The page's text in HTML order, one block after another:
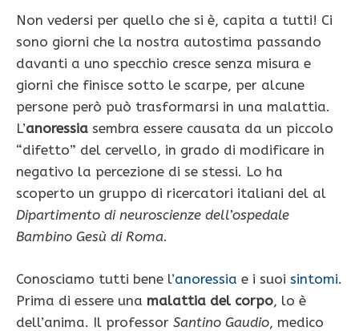
Non vedersi per quello che si è, capita a tutti! Ci
sono giorni che la nostra autostima passando
davanti a uno specchio cresce senza misura e
giorni che finisce sotto le scarpe, per alcune
persone però può trasformarsi in una malattia.
L’anoressia sembra essere causata da un piccolo
“difetto” del cervello, in grado di modificare in
negativo la percezione di se stessi. Lo ha
scoperto un gruppo di ricercatori italiani del al
Dipartimento di neuroscienze dell’ospedale
Bambino Gesù di Roma.
Conosciamo tutti bene l’anoressia e i suoi sintomi.
Prima di essere una malattia del corpo, lo è
dell’anima. Il professor Santino Gaudio, medico